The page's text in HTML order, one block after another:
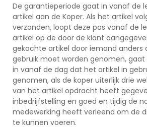
De garantieperiode gaat in vanaf de
artikel aan de Koper. Als het artikel
verzonden, loopt deze pas vanaf de
artikel op de door de klant
gekochte artikel door iemand anders
gebruik moet worden genomen,
in vanaf de dag dat het artikel in
genomen, als de koper uiterlijk drie
van het artikel opdracht heeft
inbedrijfstelling en goed en tijdig de
medewerking heeft verleend om de
te kunnen voeren.